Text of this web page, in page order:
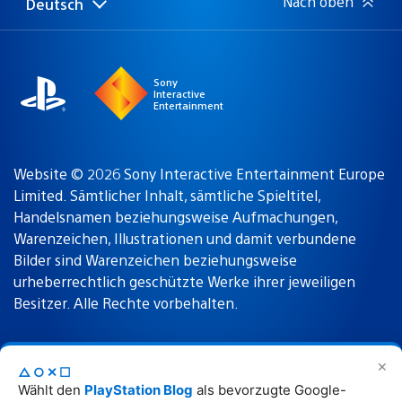
✕
△○✕☐
Wählt den PlayStation Blog als bevorzugte Google-
Select
a
Aktuelle
Region:
Deutsch
Sony
Interactive
Entertainment
Website © 2026 Sony Interactive Entertainment Europe
Limited. Sämtlicher Inhalt, sämtliche Spieltitel,
Handelsnamen beziehungsweise Aufmachungen,
Warenzeichen, Illustrationen und damit verbundene
Bilder sind Warenzeichen beziehungsweise
urheberrechtlich geschützte Werke ihrer jeweiligen
Besitzer. Alle Rechte vorbehalten.
Nutzungsbedingungen